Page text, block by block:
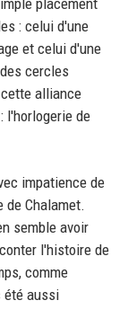
placement
: celui d'une
et celui d'une
cercles
alliance
l'horlogerie de
impatience de
Chalamet.
semble avoir
l'histoire de
comme
été aussi